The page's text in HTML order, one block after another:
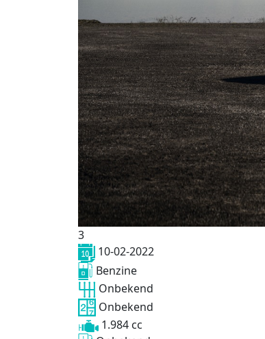
3
10-02-2022
Benzine
Onbekend
Onbekend
1.984 cc